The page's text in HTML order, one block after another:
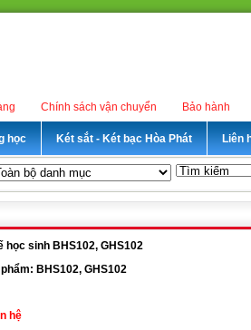
Bảo hành
Chính sách vận chuyển
học Két sắt - Két bạc Hòa Phát Liên
học sinh BHS102, GHS102
BHS102, GHS102
hệ